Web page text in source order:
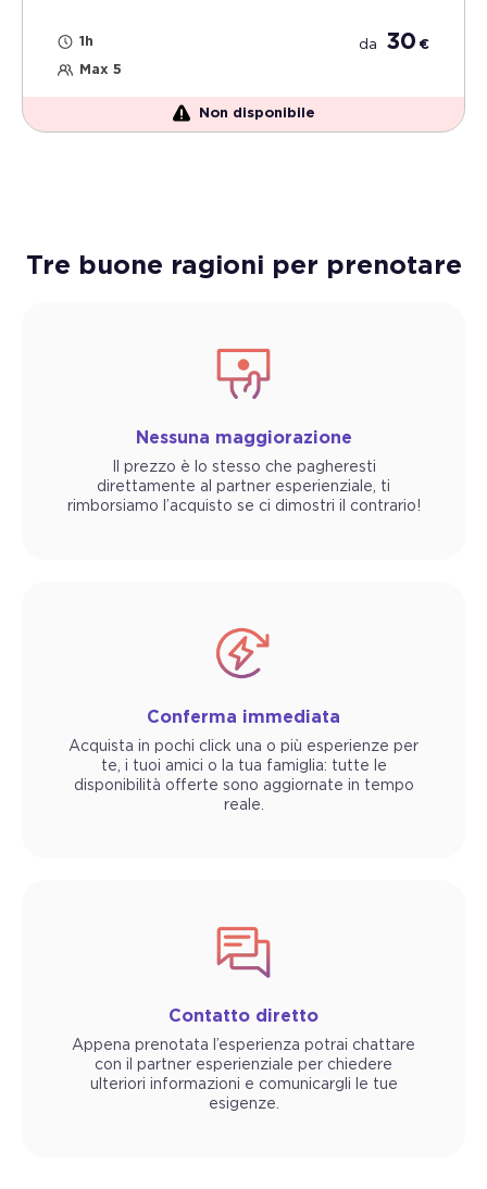
1h
Max 5
da 30 €
Non disponibile
Tre buone ragioni per prenotare
Nessuna maggiorazione
Il prezzo è lo stesso che pagheresti
direttamente al partner esperienziale, ti
rimborsiamo l’acquisto se ci dimostri il contrario!
Conferma immediata
Acquista in pochi click una o più esperienze per
te, i tuoi amici o la tua famiglia: tutte le
disponibilità offerte sono aggiornate in tempo
reale.
Contatto diretto
Appena prenotata l’esperienza potrai chattare
con il partner esperienziale per chiedere
ulteriori informazioni e comunicargli le tue
esigenze.